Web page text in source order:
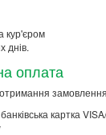
кур'єром
днів.
оплата
отримання замовлення
картка